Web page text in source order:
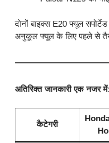
दोनों बाइक्स E20 फ्यूल सपोर्टेड
अनुकूल फ्यूल के लिए पहले से
अतिरिक्त जानकारी एक नजर में:
कैटेगरी